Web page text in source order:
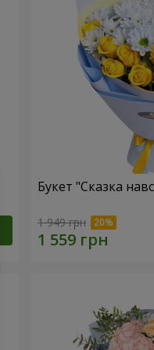
Букет "Сказка
1 949 грн